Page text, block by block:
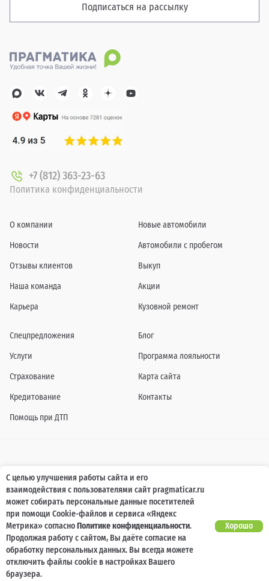
Подписаться на рассылку
+7 (812) 363-23-63
Политика конфиденциальности
О компании
Новости
Отзывы клиентов
Наша команда
Карьера
Новые автомобили
Автомобили с пробегом
Выкуп
Акции
Кузовной ремонт
Спецпредложения
Услуги
Страхование
Кредитование
Помощь при ДТП
Блог
Программа лояльности
Карта сайта
Контакты
Информация о технических характеристиках, составе комплектаций, цветовой
гамме и стоимости автомобилей, а также действующих акциях, сроках и условиях
их проведения, указанных на сайте www.pragmaticar.ru, носит информационный
характер и ни при каких условиях не является публичной офертой,
определяемой положениями пунктом 2 статьи 437 Гражданского кодекса
Российской Федерации. Для получения подробной информации обращайтесь к
специалистам нашей компании.
© ПРАГМАТИКА, 2026
С целью улучшения работы сайта и его
взаимодействия с пользователями сайт pragmaticar.ru
может собирать персональные данные посетителей
при помощи Cookie-файлов и сервиса «Яндекс
Метрика» согласноПолитике конфиденциальности.
Продолжая работу с сайтом, Вы даёте согласие на
обработку персональных данных. Вы всегда можете
отключить файлы cookie в настройках Вашего
браузера.
Хорошо